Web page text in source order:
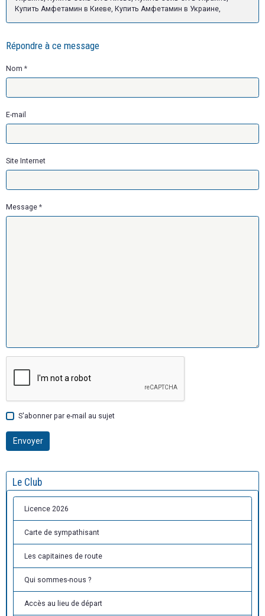
Купить Амфетамин в Киеве, Купить Амфетамин в Украине,
Répondre à ce message
Nom
E-mail
Site Internet
Message
S'abonner par e-mail au sujet
Envoyer
Le Club
Licence 2026
Carte de sympathisant
Les capitaines de route
Qui sommes-nous ?
Accès au lieu de départ